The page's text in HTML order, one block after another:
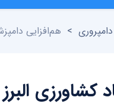
> هم‌افزایی